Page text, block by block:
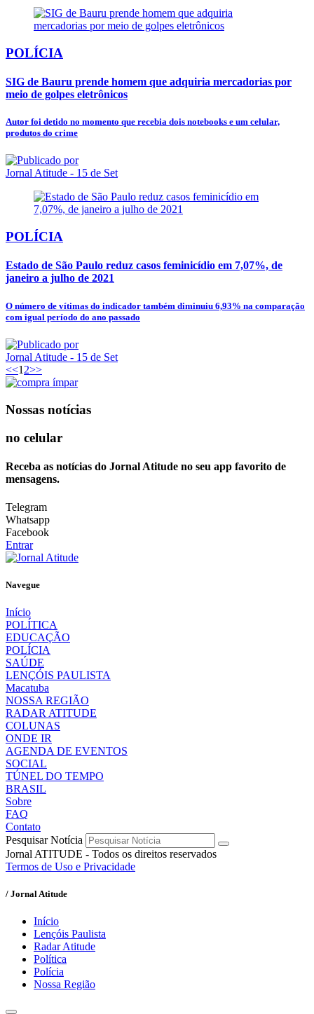
POLÍCIA
SIG de Bauru prende homem que adquiria mercadorias por
meio de golpes eletrônicos
Autor foi detido no momento que recebia dois notebooks e um celular,
produtos do crime
Jornal Atitude - 15 de Set
POLÍCIA
Estado de São Paulo reduz casos feminicídio em 7,07%, de
janeiro a julho de 2021
O número de vítimas do indicador também diminuiu 6,93% na comparação
com igual período do ano passado
Jornal Atitude - 15 de Set
<<1 2>>
Nossas notícias
no celular
Receba as notícias do Jornal Atitude no seu app favorito de
mensagens.
Telegram
Whatsapp
Facebook
Entrar
Navegue
Início
POLÍTICA
EDUCAÇÃO
POLÍCIA
SAÚDE
LENÇÓIS PAULISTA
Macatuba
NOSSA REGIÃO
RADAR ATITUDE
COLUNAS
ONDE IR
AGENDA DE EVENTOS
SOCIAL
TÚNEL DO TEMPO
BRASIL
Sobre
FAQ
Contato
Pesquisar Notícia
Jornal ATITUDE - Todos os direitos reservados
Termos de Uso e Privacidade
/ Jornal Atitude
Início
Lençóis Paulista
Radar Atitude
Política
Polícia
Nossa Região